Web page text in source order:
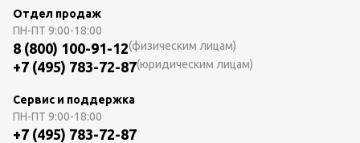
Отдел продаж
ПН-ПТ 9:00-18:00
8 (800) 100-91-12(физическим лицам)
+7 (495) 783-72-87(юридическим лицам)
Сервис и поддержка
ПН-ПТ 9:00-18:00
+7 (495) 783-72-87